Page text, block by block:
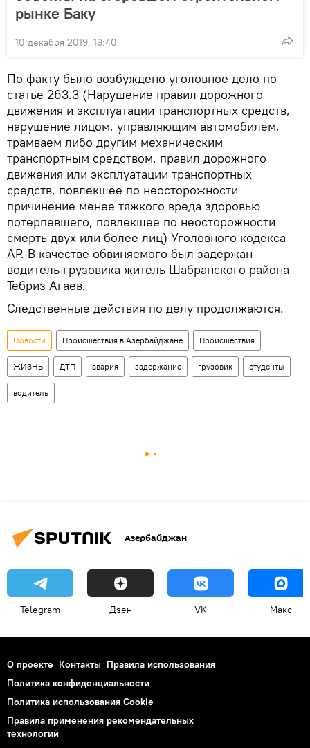
рынке Баку
10 декабря 2019, 19:40
По факту было возбуждено уголовное дело по
статье 263.3 (Нарушение правил дорожного
движения и эксплуатации транспортных средств,
нарушение лицом, управляющим автомобилем,
трамваем либо другим механическим
транспортным средством, правил дорожного
движения или эксплуатации транспортных
средств, повлекшее по неосторожности
причинение менее тяжкого вреда здоровью
потерпевшего, повлекшее по неосторожности
смерть двух или более лиц) Уголовного кодекса
АР. В качестве обвиняемого был задержан
водитель грузовика житель Шабранского района
Тебриз Агаев.
Следственные действия по делу продолжаются.
Новости Происшествия в Азербайджане Происшествия
ЖИЗНЬ ДТП авария задержание грузовик студенты
водитель
Азербайджан
Telegram Дзен VK Макс
О проекте Контакты Правила использования
Политика конфиденциальности
Политика использования Cookie
Правила применения рекомендательных
технологий